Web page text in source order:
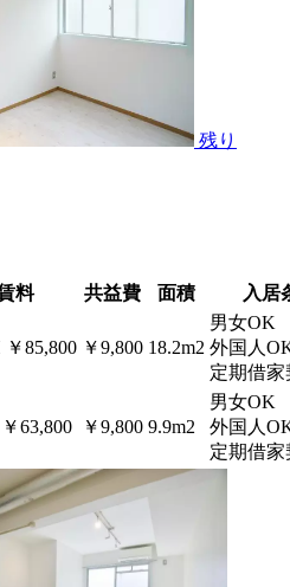
残り
料 共益費 面積 入居
￥85,800 ￥9,800 18.2m2
男女OK
外国人
定期借家
￥63,800 ￥9,800 9.9m2
男女OK
外国人
定期借家